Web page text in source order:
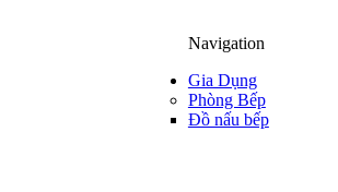
Navigation
Gia Dụng
Phòng Bếp
Đồ nấu bếp